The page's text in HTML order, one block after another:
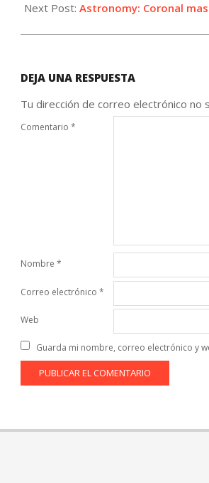
Next Post: Astronomy: Coronal
DEJA UNA RESPUESTA
Tu dirección de correo electrónico no
Comentario *
Nombre *
Correo electrónico *
Web
Guarda mi nombre, correo electrónico y